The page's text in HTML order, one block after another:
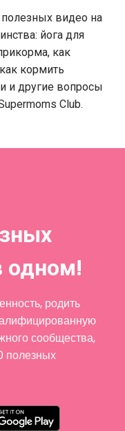
видео на
йога для
как
кормить
и другие вопросы
Club.
одном!
родить
сообщества,
полезных